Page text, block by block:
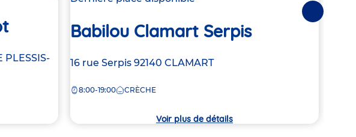
PLESSIS-
Babilou Clamart Serpis
Adresse
la
16 rue Serpis 92140 CLAMART
8:00-19:00 CRÈCHE
Voir plus de détails
Suivantes